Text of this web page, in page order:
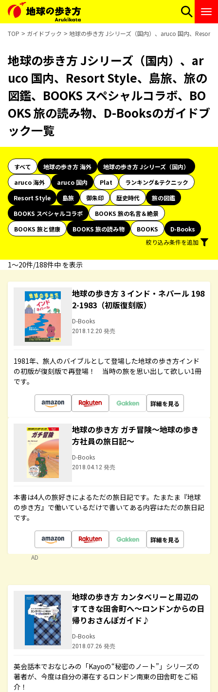
TOP ガイドブック 地球の歩き方 Jシリーズ（国内）、aruco 国内、Resort
地球の歩き方 Jシリーズ（国内）、ar
uco 国内、Resort Style、島旅、旅の
図鑑、BOOKS スペシャルコラボ、BO
OKS 旅の読み物、D-Booksのガイドブ
ック一覧
すべて 地球の歩き方 海外
地球の歩き方 Jシリーズ（国内）
aruco 海外
aruco 国内 Plat
ランキング&テクニック
Resort Style
島旅 御朱印 歴史時代
旅の図鑑
BOOKS スペシャルコラボ
BOOKS 旅の名言＆絶景
BOOKS 旅と健康
BOOKS 旅の読み物 BOOKS
D-Books
絞り込み条件を追加
1〜20件/188件中 を表示
地球の歩き方 3 インド・ネパール 198
2-1983（初版復刻版）
D-Books
2018.12.20 発売
1981年、旅人のバイブルとして登場した地球の歩き方インド
の初版が復刻版で再登場！ 当時の旅を思い出して欲しい1冊
です。
詳細を見る
地球の歩き方 ガチ冒険～地球の歩き
方社員の旅日記～
D-Books
2018.04.12 発売
本書は4人の旅好きによるただの旅日記です。たまたま『地球
の歩き方』で働いているだけで書いてある内容はただの旅日記
です。
詳細を見る
AD
地球の歩き方 カンタベリーと周辺の
すてきな田舎町へ～ロンドンからの日
帰りおさんぽガイド♪
D-Books
2018.07.26 発売
英会話本でおなじみの「Kayoの“秘密のノート”」シリーズの
著者が、今度は自分の滞在するロンドン南東の田舎町をご紹
介！